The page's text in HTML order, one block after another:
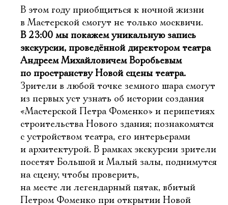
В этом году приобщиться к ночной жизни
в Мастерской смогут не только москвичи.
В 23:00 мы покажем уникальную запись
экскурсии, проведённой директором театра
Андреем Михайловичем Воробьевым
по пространству Новой сцены театра.
Зрители в любой точке земного шара смогут
из первых уст узнать об истории создания
«Мастерской Петра Фоменко» и перипетиях
строительства Нового здания; познакомятся
с устройством театра, его интерьерами
и архитектурой. В рамках экскурсии зрители
посетят Большой и Малый залы, поднимутся
на сцену, чтобы проверить,
на месте ли легендарный пятак, вбитый
Петром Фоменко при открытии Новой